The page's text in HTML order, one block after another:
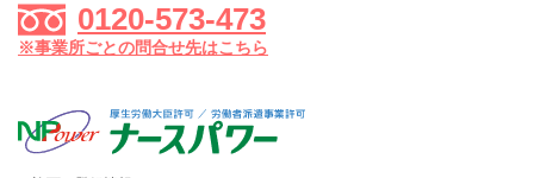
0120-573-473
※事業所ごとの問合せ先はこちら